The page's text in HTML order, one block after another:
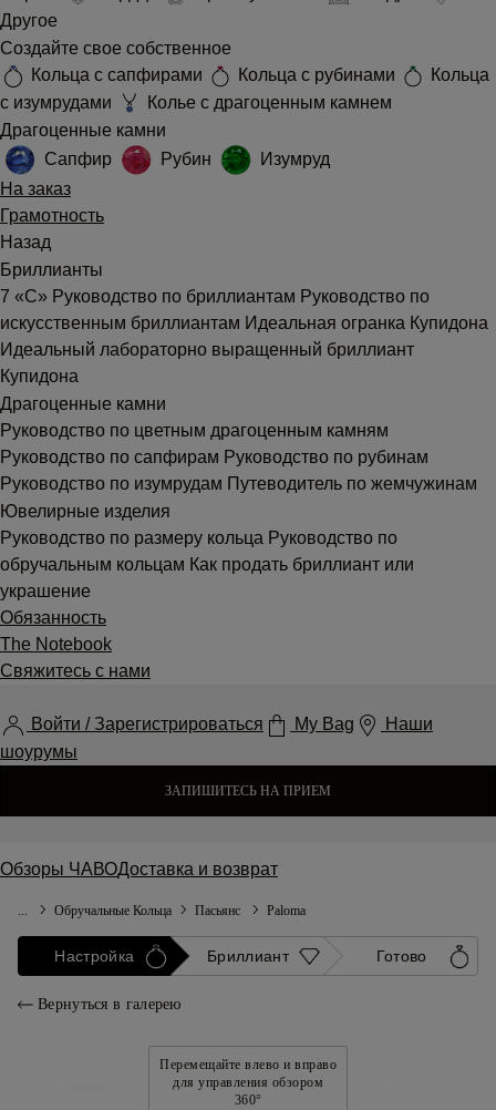
Другое
Создайте свое собственное
Кольца с сапфирами
Кольца с рубинами
Кольца
с изумрудами
Колье с драгоценным камнем
Драгоценные камни
Сапфир
Рубин
Изумруд
На заказ
Грамотность
Назад
Бриллианты
7 «С» Руководство по бриллиантам Руководство по
искусственным бриллиантам Идеальная огранка Купидона
Идеальный лабораторно выращенный бриллиант
Купидона
Драгоценные камни
Руководство по цветным драгоценным камням
Руководство по сапфирам Руководство по рубинам
Руководство по изумрудам Путеводитель по жемчужинам
Ювелирные изделия
Руководство по размеру кольца Руководство по
обручальным кольцам Как продать бриллиант или
украшение
Обязанность
The Notebook
Свяжитесь с нами
Войти / Зарегистрироваться My Bag
Наши
шоурумы
ЗАПИШИТЕСЬ НА ПРИЕМ
Обзоры ЧАВОДоставка и возврат
Обручальные Кольца Пасьянс Paloma
Настройка Бриллиант Готово
Вернуться в галерею
Перемещайте влево и вправо
для управления обзором
360°